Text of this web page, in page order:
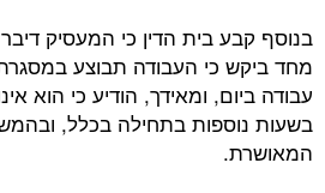
בנוסף קבע בית הדין כי המעסיק
עבודה ביום, ומאידך, הודיע כי הוא
בשעות נוספות בתחילה בכלל,
המאושרת.